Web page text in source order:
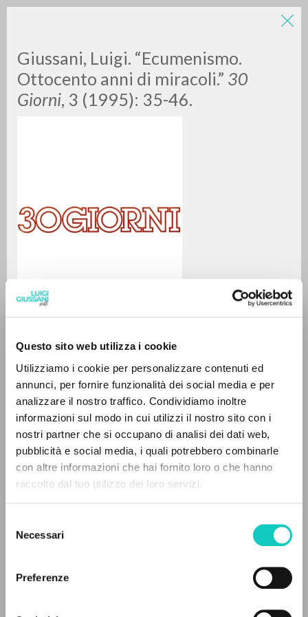
Questo sito web utilizza i cookie
Utilizziamo i cookie per personalizzare contenuti ed
annunci, per fornire funzionalità dei social media e per
analizzare il nostro traffico. Condividiamo inoltre
informazioni sul modo in cui utilizzi il nostro sito con i
nostri partner che si occupano di analisi dei dati web,
pubblicità e social media, i quali potrebbero combinarle
con altre informazioni che hai fornito loro o che hanno
raccolto dal tuo utilizzo dei loro servizi.
delNecessari
Preferenze
Giussani, Luigi. “Ecumenismo.
Ottocento anni di miracoli.” 30
Giorni, 3 (1995): 35-46.
Giussani Luigi
Italian
30 Giorni
1995
Pages: 12
LUIGI
GIUSSANI
0RESULTS FOUND
MORE RESULTS